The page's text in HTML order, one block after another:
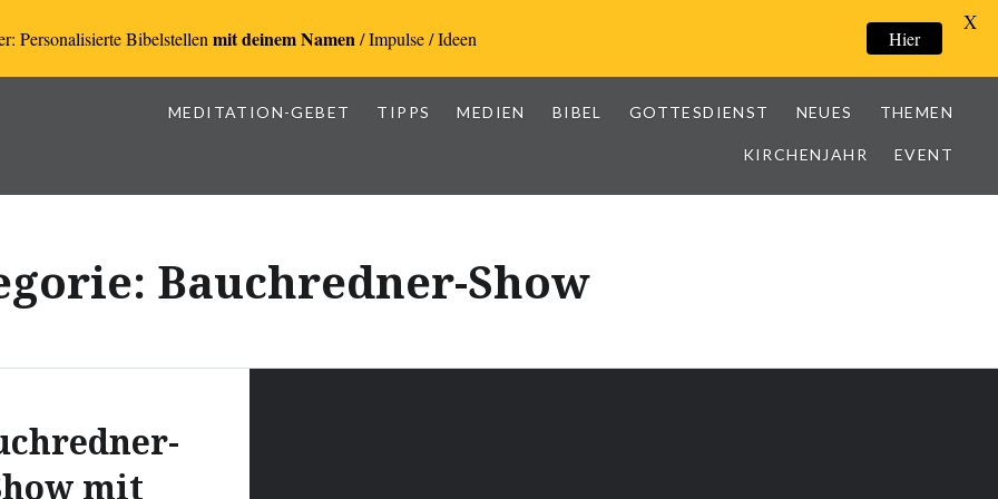
MEDITATION-GEBET TIPPS MEDIEN BIBEL GOTTESDIENST NEUES THEMEN
KIRCHENJAHR EVENT
Bauchredner-Show
mit
Personalisierte Bibelstellen mit deinem Namen/ Impulse / Ideen Hier
X